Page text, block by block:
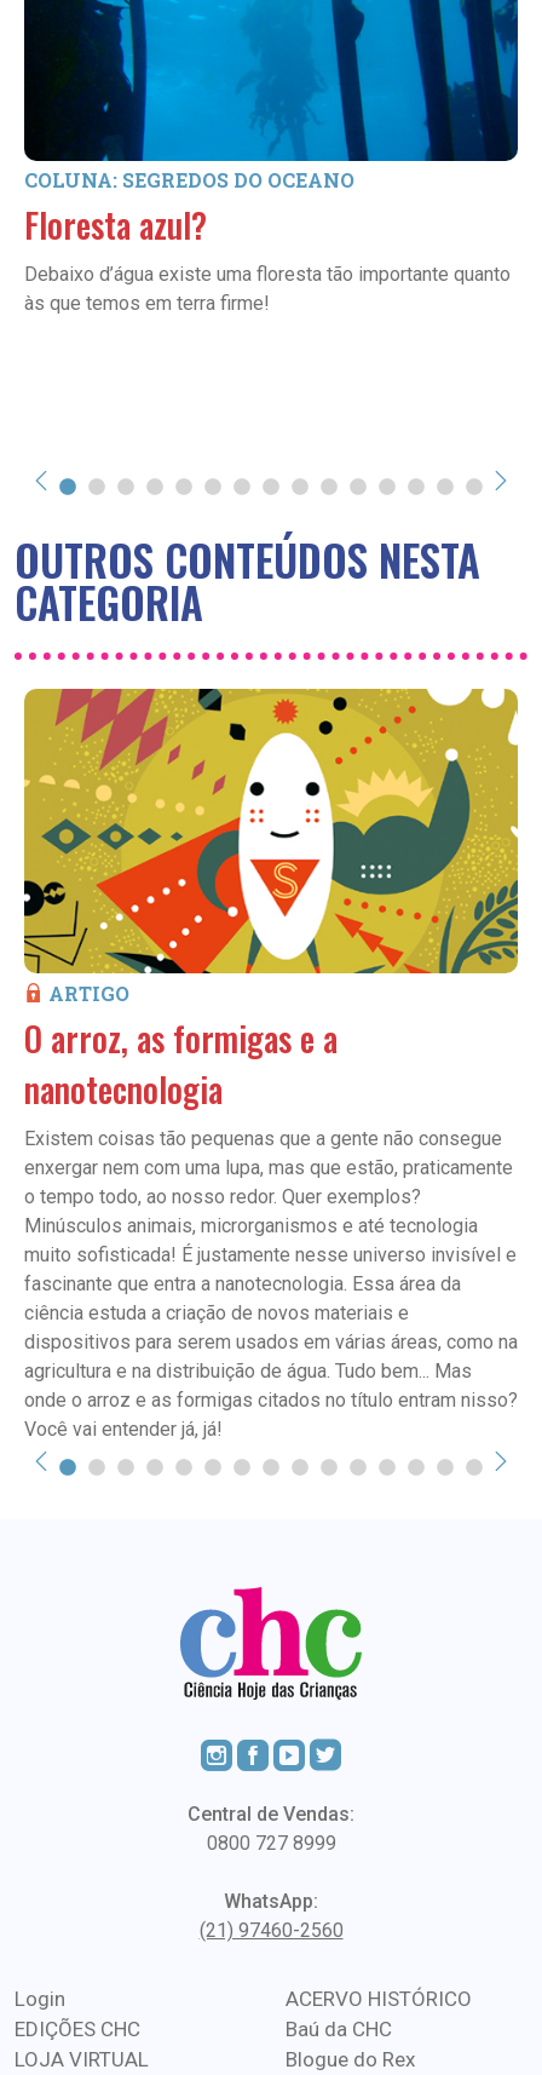
COLUNA: SEGREDOS DO OCEANO
Floresta azul?
Debaixo d’água existe uma floresta tão importante quanto
às que temos em terra firme!
OUTROS CONTEÚDOS NESTA
CATEGORIA
ARTIGO
O arroz, as formigas e a
nanotecnologia
Existem coisas tão pequenas que a gente não consegue
enxergar nem com uma lupa, mas que estão, praticamente
o tempo todo, ao nosso redor. Quer exemplos?
Minúsculos animais, microrganismos e até tecnologia
muito sofisticada! É justamente nesse universo invisível e
fascinante que entra a nanotecnologia. Essa área da
ciência estuda a criação de novos materiais e
dispositivos para serem usados em várias áreas, como na
agricultura e na distribuição de água. Tudo bem... Mas
onde o arroz e as formigas citados no título entram nisso?
Você vai entender já, já!
Central de Vendas:
0800 727 8999
WhatsApp:
(21) 97460-2560
Login
EDIÇÕES CHC
LOJA VIRTUAL
ACERVO HISTÓRICO
Baú da CHC
Blogue do Rex